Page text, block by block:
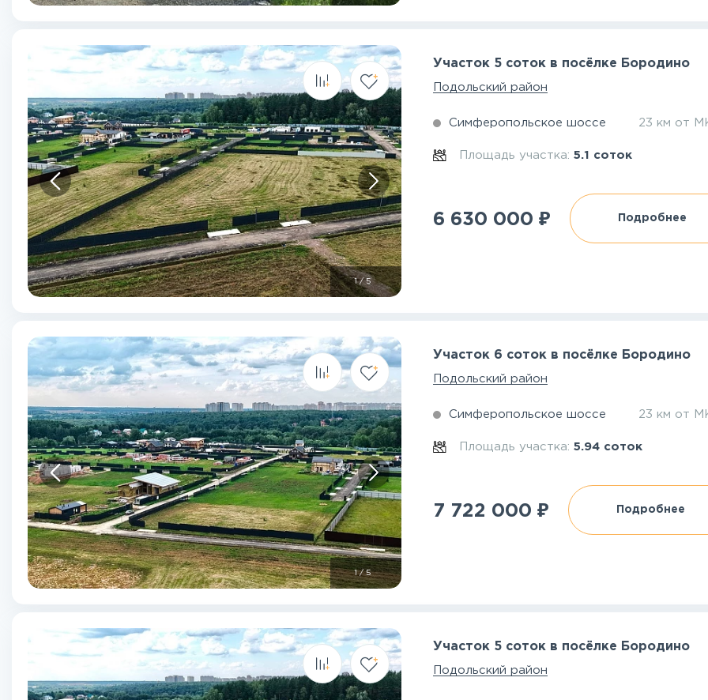
1/5
Участок 5 соток в посёлке Бородино
Подольский район
Симферопольское шоссе 23 км от
Площадь участка:5.1 соток
6 630 000 ₽ Подробнее
1/5
Участок 6 соток в посёлке Бородино
Подольский район
Симферопольское шоссе 23 км от
Площадь участка:5.94 соток
7 722 000 ₽ Подробнее
Участок 5 соток в посёлке Бородино
Подольский район